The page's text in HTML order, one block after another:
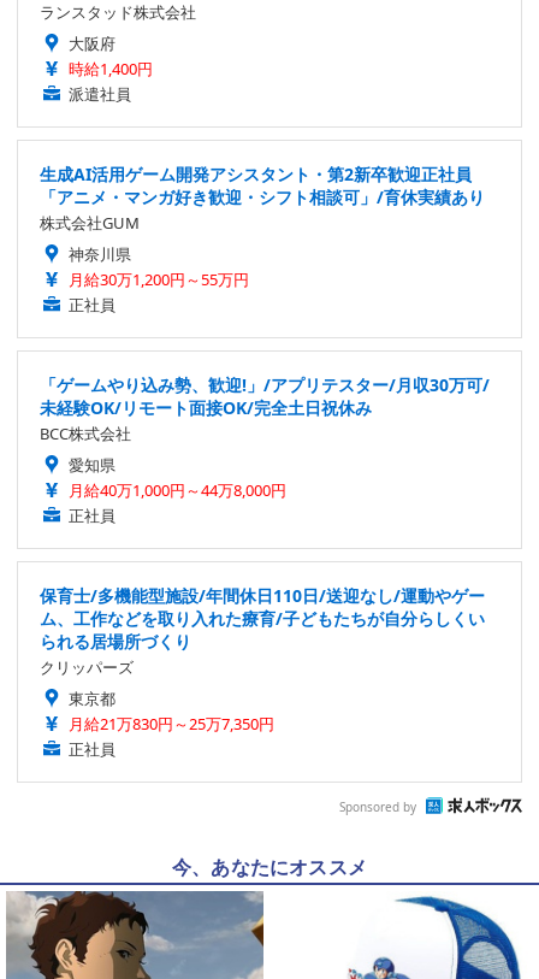
ランスタッド株式会社
大阪府
時給1,400円
派遣社員
生成AI活用ゲーム開発アシスタント・第2新卒歓迎正社員
「アニメ・マンガ好き歓迎・シフト相談可」/育休実績あり
株式会社GUM
神奈川県
月給30万1,200円～55万円
正社員
「ゲームやり込み勢、歓迎!」/アプリテスター/月収30万可/
未経験OK/リモート面接OK/完全土日祝休み
BCC株式会社
愛知県
月給40万1,000円～44万8,000円
正社員
保育士/多機能型施設/年間休日110日/送迎なし/運動やゲー
ム、工作などを取り入れた療育/子どもたちが自分らしくい
られる居場所づくり
クリッパーズ
東京都
月給21万830円～25万7,350円
正社員
Sponsored by
今、あなたにオススメ